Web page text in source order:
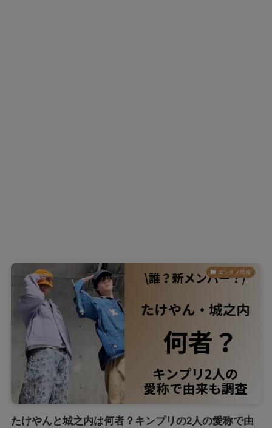
エンタメ情報
たけやんと城之内は何者？キンプリの2人の愛称で由